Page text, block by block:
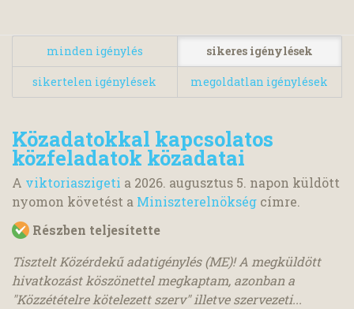
minden igénylés sikeres igénylések
sikertelen igénylések megoldatlan igénylések
Közadatokkal kapcsolatos
közfeladatok közadatai
A viktoriaszigeti a 2026. augusztus 5. napon küldött
nyomon követést a Miniszterelnökség címre.
Részben teljesítette
Tisztelt Közérdekű adatigénylés (ME)! A megküldött
hivatkozást köszönettel megkaptam, azonban a
"Közzétételre kötelezett szerv" illetve szervezeti...